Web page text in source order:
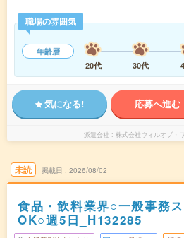
職場の雰囲気
年齢層
20代
30代
気になる! 応募へ進む
派遣会社 株式会社ウィルオブ
未読 掲載日 2026/08/02
食品・飲料業界○一般事務
OK○週5日_H132285